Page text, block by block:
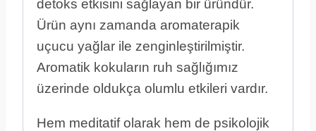
detoks etkisini sağlayan bir üründür.
Ürün aynı zamanda aromaterapik
uçucu yağlar ile zenginleştirilmiştir.
Aromatik kokuların ruh sağlığımız
üzerinde oldukça olumlu etkileri vardır.
Hem meditatif olarak hem de psikolojik